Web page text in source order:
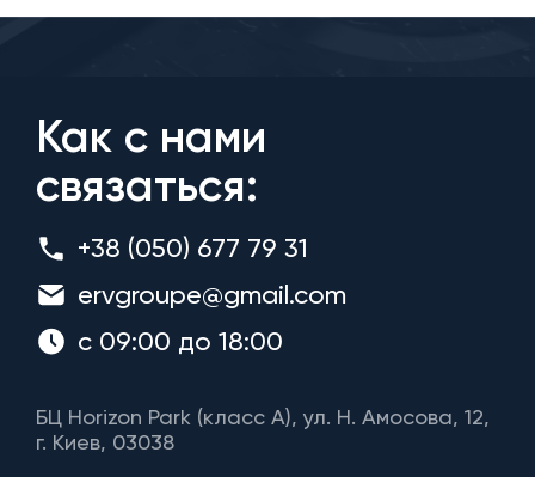
Как с нами
связаться:
+38 (050) 677 79 31
ervgroupe@gmail.com
с 09:00 до 18:00
БЦ Horizon Park (класс A), ул. Н. Амосова, 12,
г. Киев, 03038